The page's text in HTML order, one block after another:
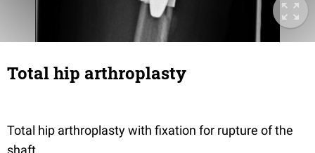
Total hip arthroplasty
Total hip arthroplasty with fixation for rupture of the
shaft